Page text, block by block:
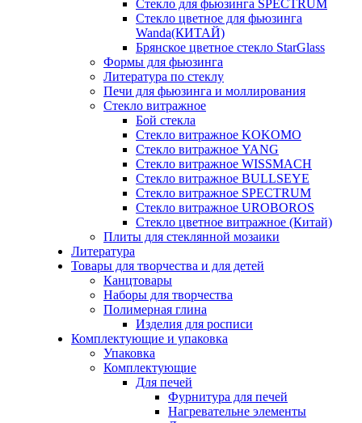
Стекло для фьюзинга SPECTRUM
Стекло цветное для фьюзинга
Wanda(КИТАЙ)
Брянское цветное стекло StarGlass
Формы для фьюзинга
Литература по стеклу
Печи для фьюзинга и моллирования
Стекло витражное
Бой стекла
Стекло витражное KOKOMO
Стекло витражное YANG
Стекло витражное WISSMACH
Стекло витражное BULLSEYE
Стекло витражное SPECTRUM
Стекло витражное UROBOROS
Стекло цветное витражное (Китай)
Плиты для стеклянной мозаики
Литература
Товары для творчества и для детей
Канцтовары
Наборы для творчества
Полимерная глина
Изделия для росписи
Комплектующие и упаковка
Упаковка
Комплектующие
Для печей
Фурнитура для печей
Нагревательне элементы